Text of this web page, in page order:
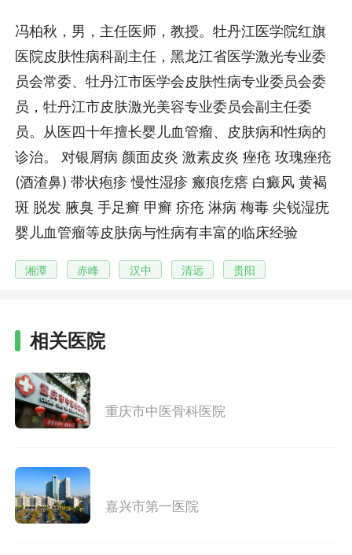
冯柏秋，男，主任医师，教授。牡丹江医学院红旗
医院皮肤性病科副主任，黑龙江省医学激光专业委
员会常委、牡丹江市医学会皮肤性病专业委员会委
员，牡丹江市皮肤激光美容专业委员会副主任委
员。从医四十年擅长婴儿血管瘤、皮肤病和性病的
诊治。 对银屑病 颜面皮炎 激素皮炎 痤疮 玫瑰痤疮
(酒渣鼻) 带状疱疹 慢性湿疹 瘢痕疙瘩 白癜风 黄褐
斑 脱发 腋臭 手足癣 甲癣 疥疮 淋病 梅毒 尖锐湿疣
婴儿血管瘤等皮肤病与性病有丰富的临床经验
湘潭 赤峰 汉中 清远 贵阳
相关医院
重庆市中医骨科医院
嘉兴市第一医院